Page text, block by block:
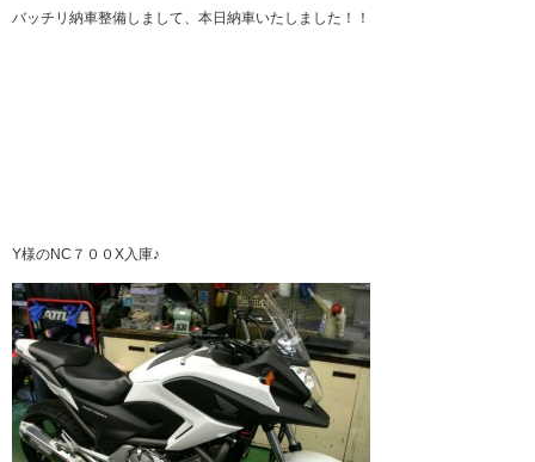
バッチリ納車整備しまして、本日納車いたしました！！
Y様のNC７００X入庫♪